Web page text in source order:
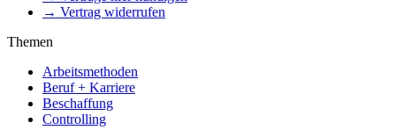
→ Vertrag widerrufen
Themen
Arbeitsmethoden
Beruf + Karriere
Beschaffung
Controlling